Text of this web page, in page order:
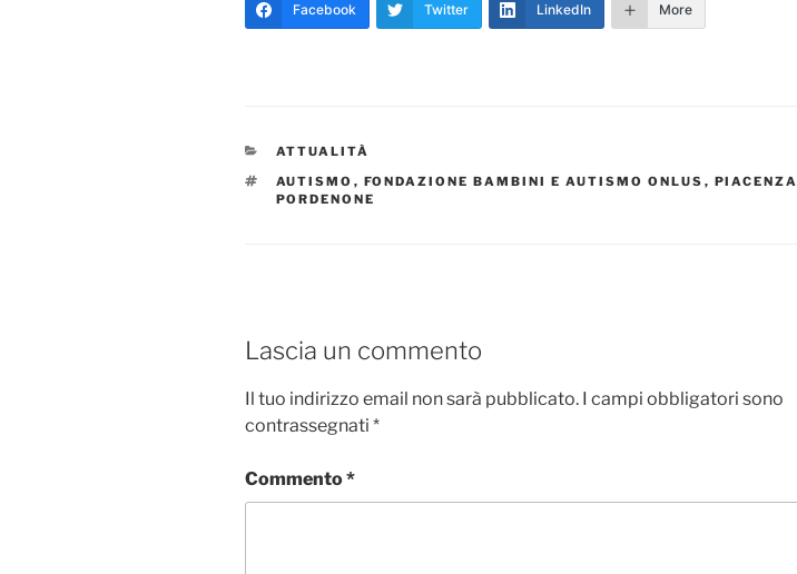
Facebook Twitter LinkedIn More
CATEGORIE
ATTUALITÀ
TAG
AUTISMO , FONDAZIONE BAMBINI E AUTISMO ONLUS , PIACENZA
PORDENONE
Lascia un commento
Il tuo indirizzo email non sarà pubblicato. I campi obbligatori sono
contrassegnati *
Commento*